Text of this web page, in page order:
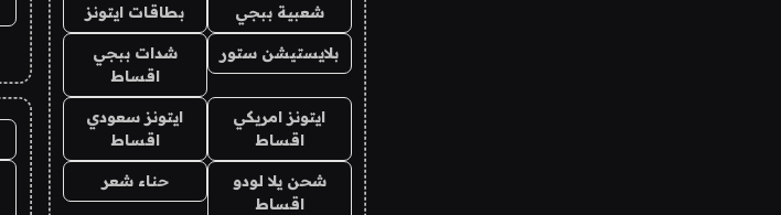
شعبية ببجي بطاقات ايتونز
بلايستيشن ستور
شدات ببجي
اقساط
ايتونز امريكي
اقساط
ايتونز سعودي
اقساط
شحن يلا لودو
اقساط
حناء شعر